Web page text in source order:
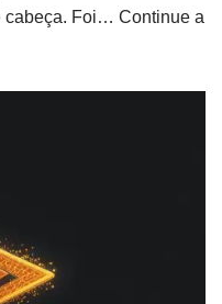
cabeça. Foi… Continue a